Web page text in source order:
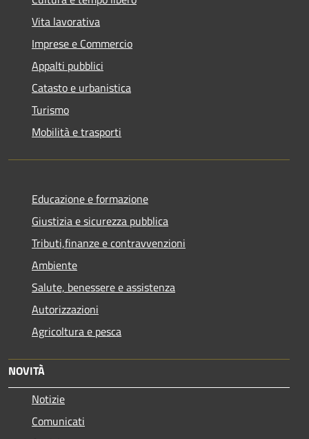
Vita lavorativa
Imprese e Commercio
Appalti pubblici
Catasto e urbanistica
Turismo
Mobilità e trasporti
Educazione e formazione
Giustizia e sicurezza pubblica
Tributi,finanze e contravvenzioni
Ambiente
Salute, benessere e assistenza
Autorizzazioni
Agricoltura e pesca
NOVITÀ
Notizie
Comunicati